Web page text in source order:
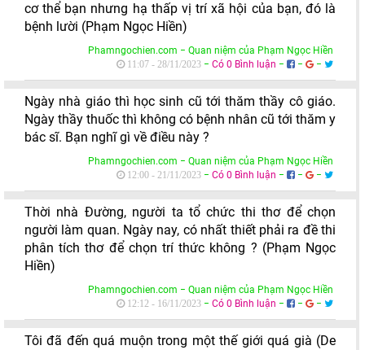
cơ thể bạn nhưng hạ thấp vị trí xã hội của bạn, đó là
bệnh lười (Phạm Ngọc Hiền)
Phamngochien.com − Quan niệm của Phạm Ngọc Hiền
11:07 - 28/11/2023 − Có 0 Bình luận − − −
Ngày nhà giáo thì học sinh cũ tới thăm thầy cô giáo.
Ngày thầy thuốc thì không có bệnh nhân cũ tới thăm y
bác sĩ. Bạn nghĩ gì về điều này ?
Phamngochien.com − Quan niệm của Phạm Ngọc Hiền
12:00 - 21/11/2023 − Có 0 Bình luận − − −
Thời nhà Đường, người ta tổ chức thi thơ để chọn
người làm quan. Ngày nay, có nhất thiết phải ra đề thi
phân tích thơ để chọn trí thức không ? (Phạm Ngọc
Hiền)
Phamngochien.com − Quan niệm của Phạm Ngọc Hiền
12:12 - 16/11/2023 − Có 0 Bình luận − − −
Tôi đã đến quá muộn trong một thế giới quá già (De